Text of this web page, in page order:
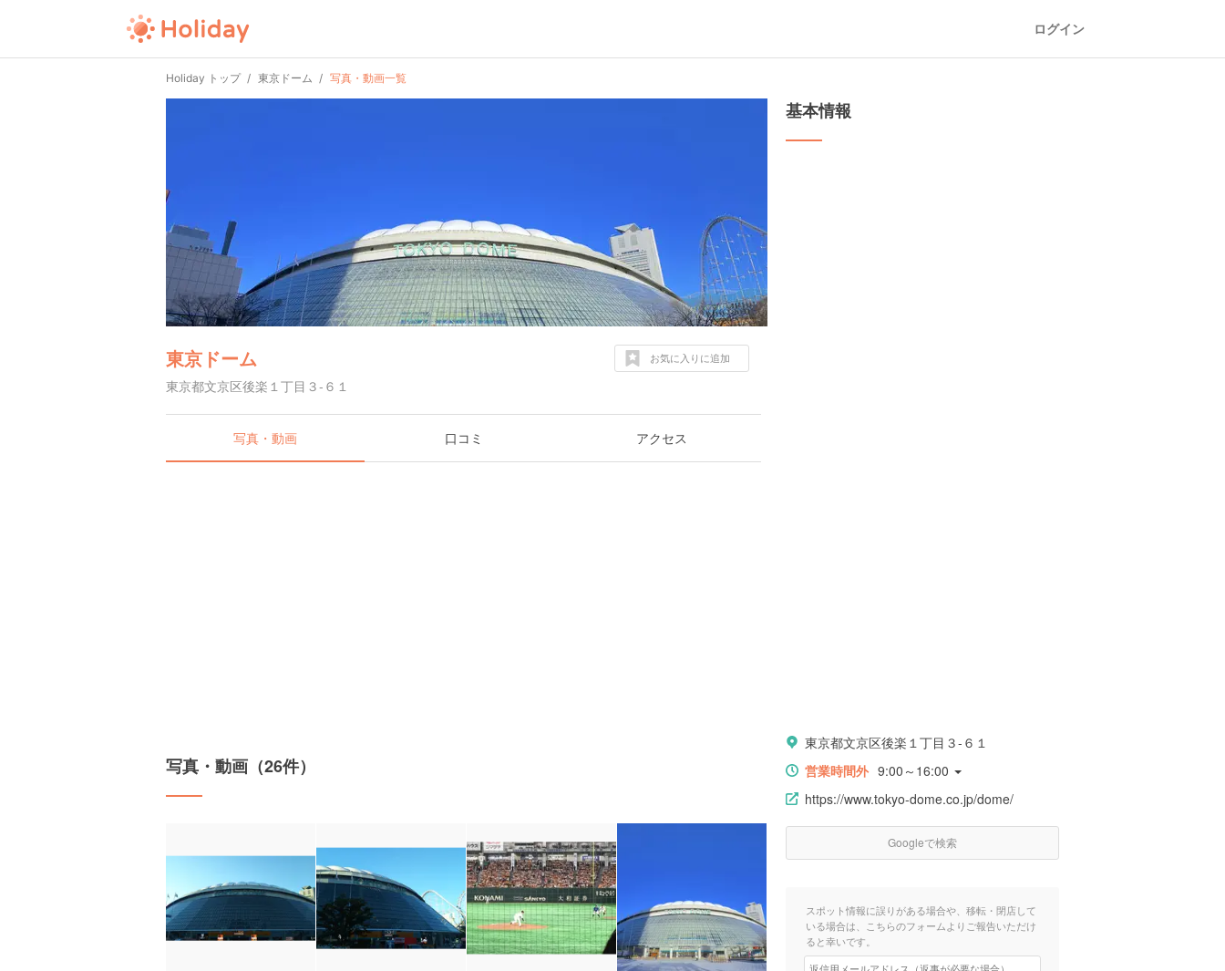
ログイン
Holiday トップ 東京ドーム 写真・動画一覧
東京ドーム
東京都文京区後楽１丁目３-６１
お気に入りに追加
写真・動画 口コミ アクセス
写真・動画（26件）
基本情報
東京都文京区後楽１丁目３-６１
営業時間外 9:00～16:00
https://www.tokyo-dome.co.jp/dome/
Googleで検索
スポット情報に誤りがある場合や、移転・閉店して
いる場合は、こちらのフォームよりご報告いただけ
ると幸いです。